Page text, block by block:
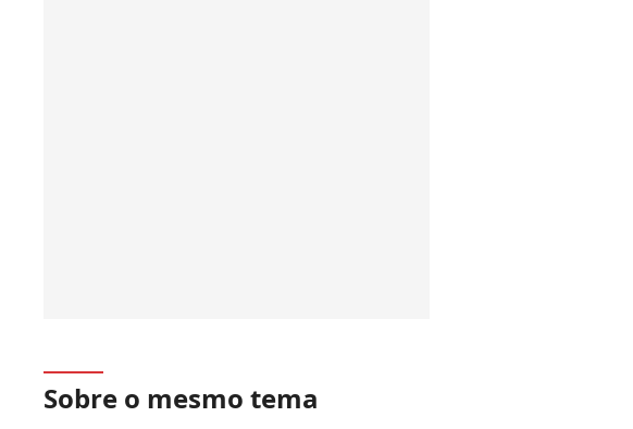
Sobre o mesmo tema